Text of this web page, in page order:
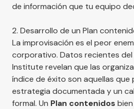
de información que tu equipo
2. Desarrollo de un Plan
La improvisación es el peor
corporativo. Datos recientes del
Institute revelan que las
índice de éxito son aquellas que
estrategia documentada y un
formal. Un Plan contenidos